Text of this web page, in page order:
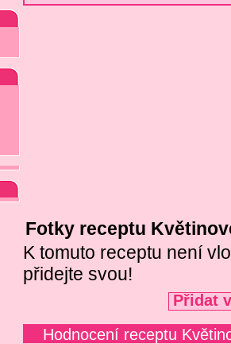
Fotky receptu
K tomuto receptu není
přidejte svou!
Přidat
Hodnocení receptu